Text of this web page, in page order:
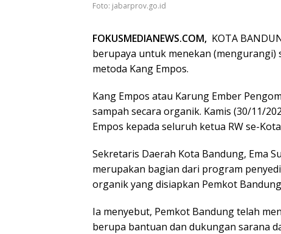
Foto: jabarprov.go.id
FOKUSMEDIANEWS.COM, KOTA
berupaya untuk menekan (mengurangi)
metoda Kang Empos.
Kang Empos atau Karung Ember
sampah secara organik. Kamis (30/11/
Empos kepada seluruh ketua RW se-
Sekretaris Daerah Kota Bandung, Ema
merupakan bagian dari program
organik yang disiapkan Pemkot
Ia menyebut, Pemkot Bandung telah
berupa bantuan dan dukungan sarana